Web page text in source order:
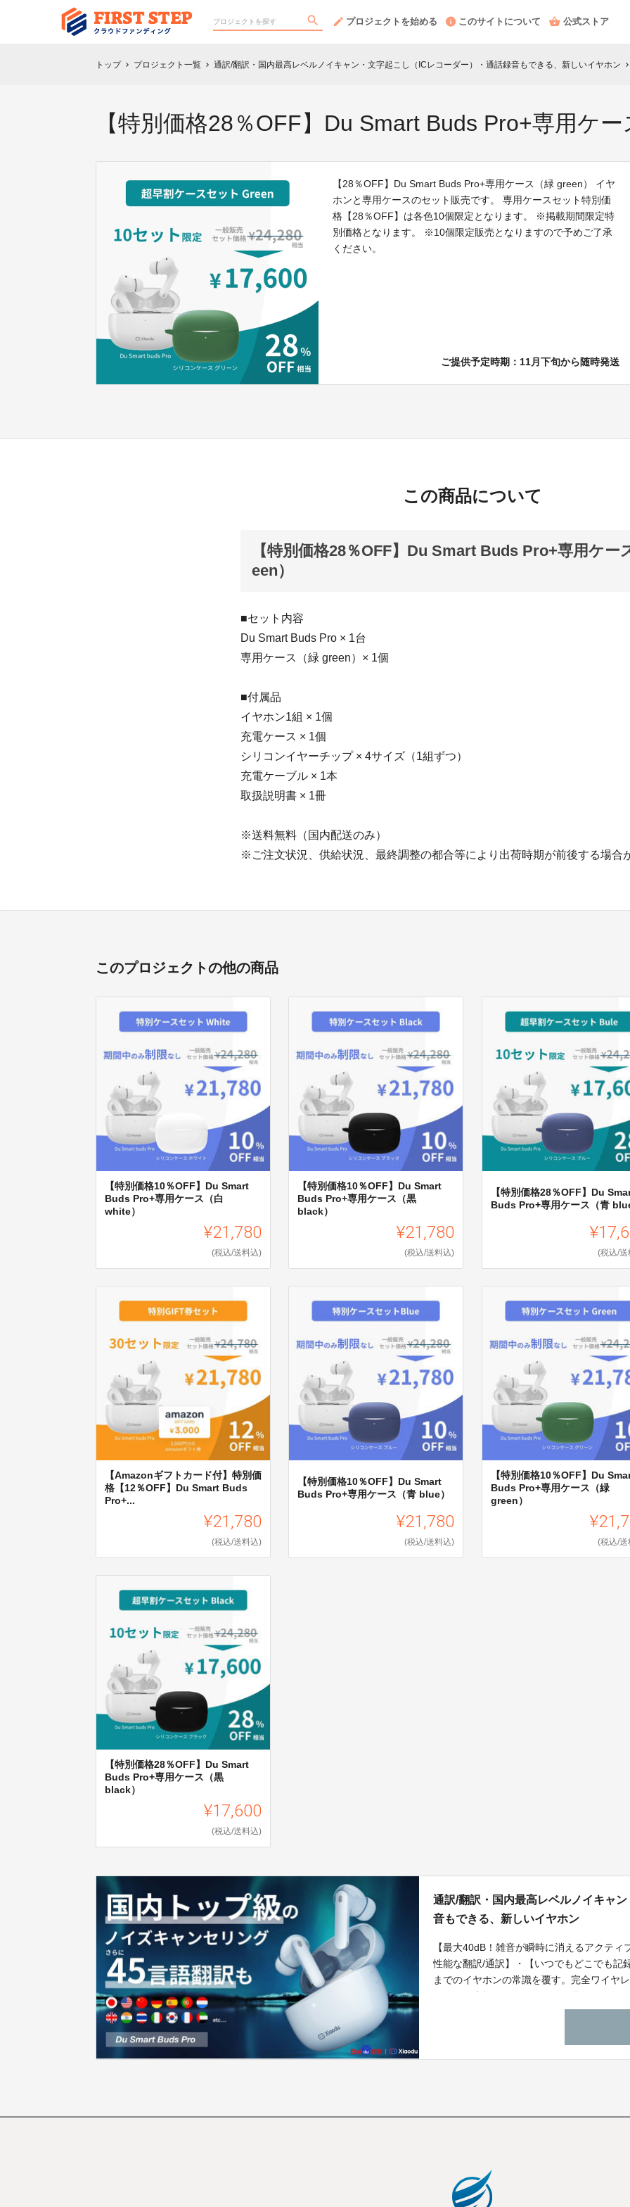
プロジェクトを始める このサイトについて 公式ストア
トップ chevron_right プロジェクト一覧 chevron_right 通訳/翻訳・国内最高レベルノイキャン・文字起こし（ICレコーダー）・通話録音もできる、新しいイヤホン chevron_right
【特別価格28％OFF】Du Smart Buds Pro+専用ケー
【28％OFF】Du Smart Buds Pro+専用ケース（緑 green） イヤ
ホンと専用ケースのセット販売です。 専用ケースセット特別価
格【28％OFF】は各色10個限定となります。 ※掲載期間限定特
別価格となります。 ※10個限定販売となりますので予めご了承
ください。
ご提供予定時期：11月下旬から随時発送
この商品について
【特別価格28％OFF】Du Smart Buds Pro+専用ケー
een）
■セット内容
Du Smart Buds Pro × 1台
専用ケース（緑 green）× 1個
■付属品
イヤホン1組 × 1個
充電ケース × 1個
シリコンイヤーチップ × 4サイズ（1組ずつ）
充電ケーブル × 1本
取扱説明書 × 1冊
※送料無料（国内配送のみ）
※ご注文状況、供給状況、最終調整の都合等により出荷時期が前後する場合
このプロジェクトの他の商品
【特別価格10％OFF】Du Smart
Buds Pro+専用ケース（白
white）
¥21,780
(税込/送料込)
【特別価格10％OFF】Du Smart
Buds Pro+専用ケース（黒
black）
¥21,780
(税込/送料込)
【特別価格28％OFF】Du
Buds Pro+専用ケース（青 blue
(税込/送
【Amazonギフトカード付】特別価
格【12％OFF】Du Smart Buds
Pro+...
¥21,780
(税込/送料込)
【特別価格10％OFF】Du Smart
Buds Pro+専用ケース（青 blue）
¥21,780
(税込/送料込)
【特別価格10％OFF】Du
Buds Pro+専用ケース（緑
green）
(税込/送
【特別価格28％OFF】Du Smart
Buds Pro+専用ケース（黒
black）
¥17,600
(税込/送料込)
通訳/翻訳・国内最高レベルノイキャ
音もできる、新しいイヤホン
【最大40dB！雑音が瞬時に消えるアクテ
性能な翻訳/通訳】・【いつでもどこでも記
までのイヤホンの常識を覆す。完全ワイヤ